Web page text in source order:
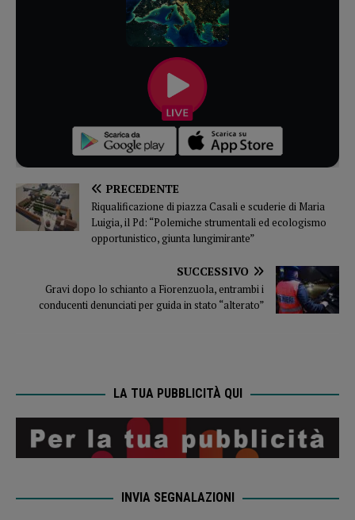
PRECEDENTE
Riqualificazione di piazza Casali e scuderie di Maria
Luigia, il Pd: “Polemiche strumentali ed ecologismo
opportunistico, giunta lungimirante”
SUCCESSIVO
Gravi dopo lo schianto a Fiorenzuola, entrambi i
conducenti denunciati per guida in stato “alterato”
LA TUA PUBBLICITÀ QUI
INVIA SEGNALAZIONI